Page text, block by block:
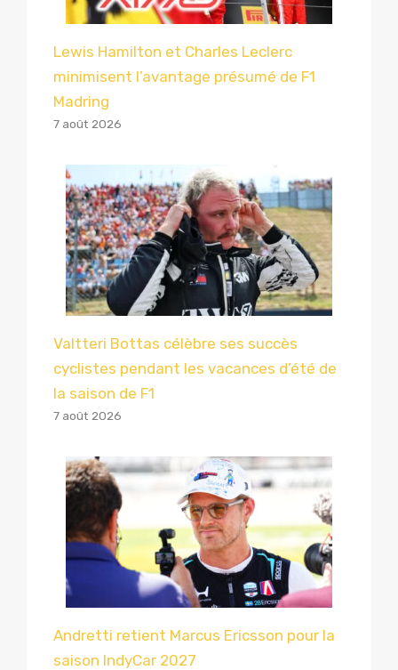
Lewis Hamilton et Charles Leclerc
minimisent l’avantage présumé de F1
Madring
7 août 2026
Valtteri Bottas célèbre ses succès
cyclistes pendant les vacances d’été de
la saison de F1
7 août 2026
Andretti retient Marcus Ericsson pour la
saison IndyCar 2027